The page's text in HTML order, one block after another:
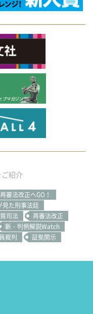
紹介
再審法改正へGO！
見た刑事法廷
司法
再審法改正
新・判例解説Watch
裁判 証拠開示